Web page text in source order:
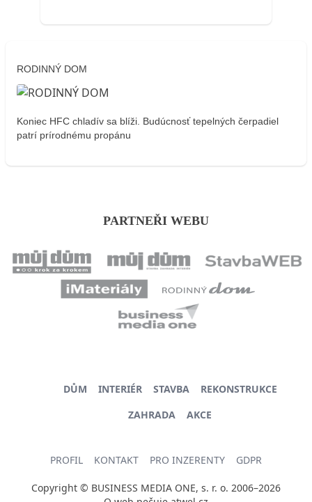
RODINNÝ DOM
Koniec HFC chladív sa blíži. Budúcnosť tepelných čerpadiel
patrí prírodnému propánu
PARTNEŘI WEBU
DŮM INTERIÉR STAVBA
REKONSTRUKCE
ZAHRADA
AKCE
PROFIL KONTAKT PRO INZERENTY GDPR
Copyright © BUSINESS MEDIA ONE, s. r. o. 2006–2026